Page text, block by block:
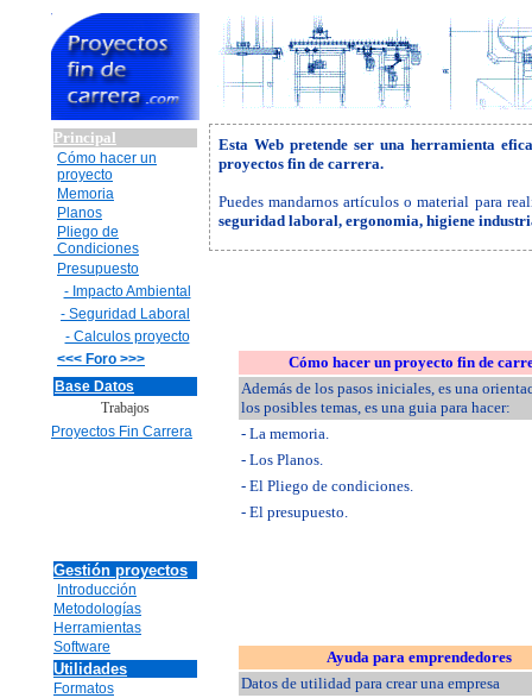
Principal
Cómo hacer un
proyecto
Memoria
Planos
Pliego de
Condiciones
Presupuesto
- Impacto Ambiental
- Seguridad Laboral
- Calculos proyecto
<<< Foro >>>
Base Datos
Trabajos
Proyectos Fin Carrera
Gestión proyectos
Introducción
Metodologías
Herramientas
Software
Utilidades
Formatos
Esta Web pretende ser una herramienta
proyectos fin de carrera.
Puedes mandarnos artículos o material para
seguridad laboral, ergonomia, higiene
Cómo hacer un proyecto fin de
Además de los pasos iniciales, es una
los posibles temas, es una guia para hacer:
- La memoria.
- Los Planos.
- El Pliego de condiciones.
- El presupuesto.
Ayuda para emprendedores
Datos de utilidad para crear una empresa